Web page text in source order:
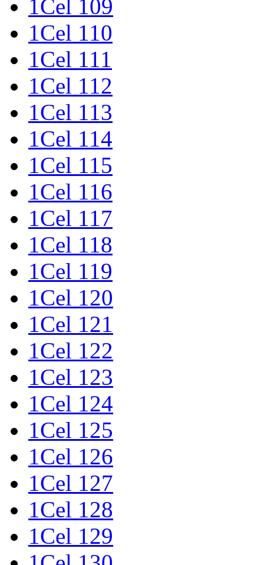
1Cel 109
1Cel 110
1Cel 111
1Cel 112
1Cel 113
1Cel 114
1Cel 115
1Cel 116
1Cel 117
1Cel 118
1Cel 119
1Cel 120
1Cel 121
1Cel 122
1Cel 123
1Cel 124
1Cel 125
1Cel 126
1Cel 127
1Cel 128
1Cel 129